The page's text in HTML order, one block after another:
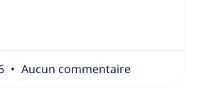
Aucun commentaire